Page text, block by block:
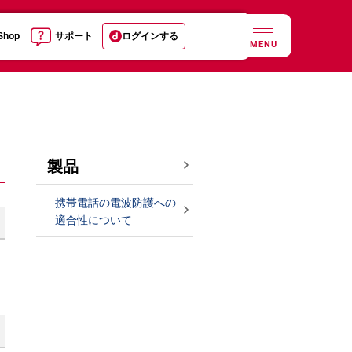
サポート ログインする
MENU
製品
携帯電話の電波防護への
適合性について